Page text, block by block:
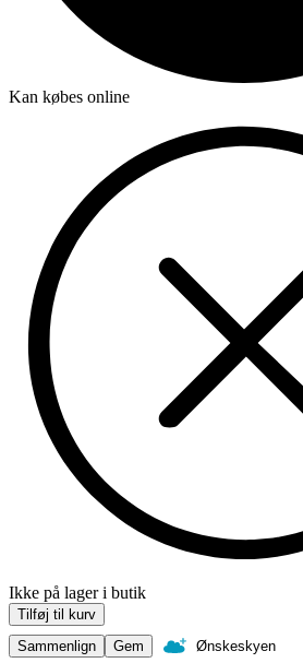
Kan købes online
Ikke på lager i butik
Tilføj til kurv
Sammenlign
Gem Ønskeskyen